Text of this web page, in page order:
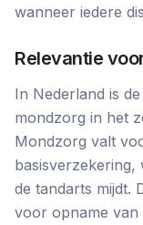
wanneer iedere
Relevantie
In Nederland is
mondzorg in het
Mondzorg valt
basisverzekering,
de tandarts mijdt.
voor opname van